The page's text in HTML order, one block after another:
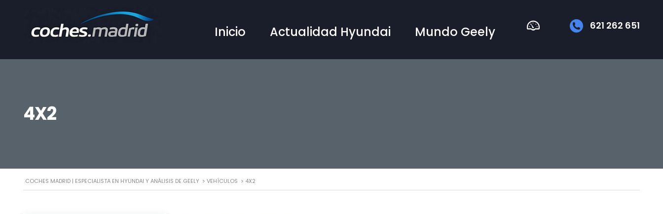
621 262 651
Inicio Actualidad Hyundai Mundo Geely
4X2
COCHES MADRID | ESPECIALISTA EN HYUNDAI Y ANÁLISIS DE GEELY > VEHÍCULOS > 4X2